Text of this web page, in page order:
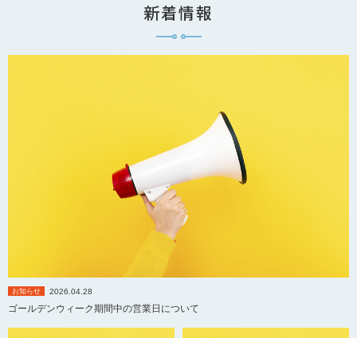
新着情報
お知らせ 2026.04.28
ゴールデンウィーク期間中の営業日について